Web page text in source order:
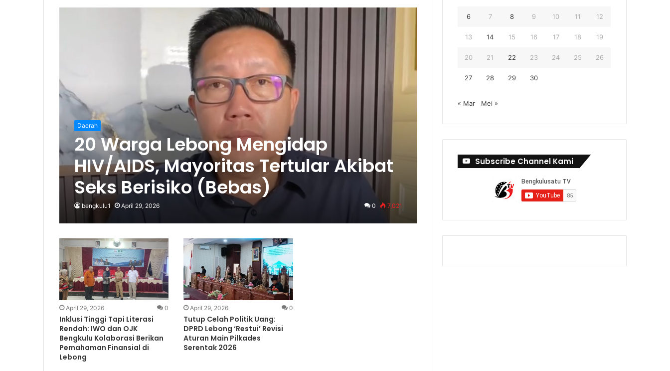
Daerah
20 Warga Lebong Mengidap
HIV/AIDS, Mayoritas Tertular Akibat
Seks Berisiko (Bebas)
bengkulu1 April 29, 2026 0 7,021
April 29, 2026 0
Inklusi Tinggi Tapi Literasi
Rendah: IWO dan OJK
Bengkulu Kolaborasi Berikan
Pemahaman Finansial di
Lebong
April 29, 2026 0
Tutup Celah Politik Uang:
DPRD Lebong ‘Restui’ Revisi
Aturan Main Pilkades
Serentak 2026
6 7 8 9 10 11 12
13 14 15 16 17 18 19
20 21 22 23 24 25 26
27 28 29 30
« Mar Mei »
Subscribe Channel Kami